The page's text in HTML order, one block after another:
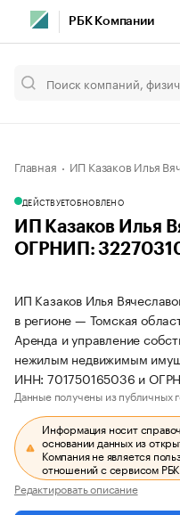
РБК Компании
Главная ИП Казаков Илья
ДЕЙСТВУЕТОБНОВЛЕНО
ИП Казаков Илья
ОГРНИП:
ИП Казаков Илья
в регионе — Томская
Аренда и управление
нежилым недвижимым
ИНН: 701750165036 и
Данные получены из публичных
Информация носит
основании данных из
Компания не является
отношений с сервисом
Редактировать описание